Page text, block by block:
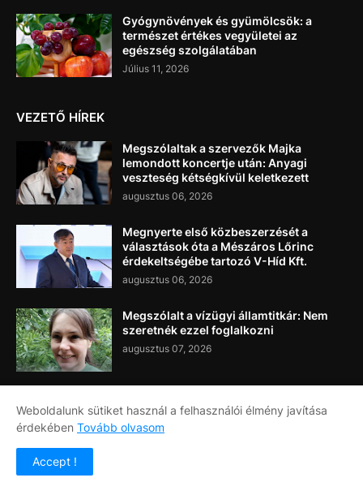
Gyógynövények és gyümölcsök: a
természet értékes vegyületei az
egészség szolgálatában
Július 11, 2026
VEZETŐ HÍREK
Megszólaltak a szervezők Majka
lemondott koncertje után: Anyagi
veszteség kétségkívül keletkezett
augusztus 06, 2026
Megnyerte első közbeszerzését a
választások óta a Mészáros Lőrinc
érdekeltségébe tartozó V-Híd Kft.
augusztus 06, 2026
Megszólalt a vízügyi államtitkár: Nem
szeretnék ezzel foglalkozni
augusztus 07, 2026
Címlap Rólunk
Weboldalunk sütiket használ a felhasználói élmény javítása
érdekében Tovább olvasom
Accept !